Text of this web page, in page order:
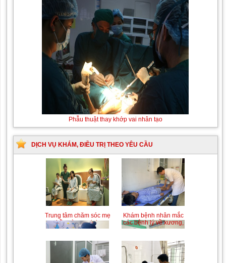
Phẫu thuật thay khớp vai nhân
tạo
Thay máu sơ sinh do
bất đồng nhóm máu
DỊCH VỤ KHÁM, ĐIỀU TRỊ THEO YÊU CẦU
Trung tâm chăm sóc mẹ
bầu và sau sinh
Khám bệnh nhân mắc
các bệnh lý về xương,
khớp